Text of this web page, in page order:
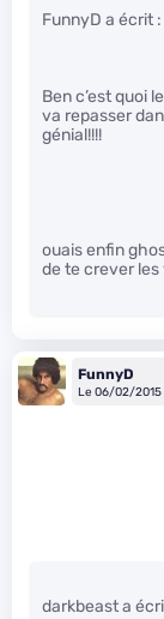
FunnyD a écrit :
Ben c’est quoi
va repasser
génial!!!!
ouais enfin
de te crever les
FunnyD
Le 06/02/2015
darkbeast a